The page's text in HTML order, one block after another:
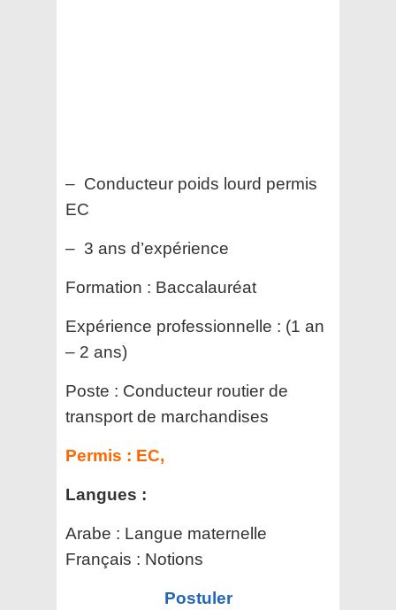
– Conducteur poids lourd permis
EC
– 3 ans d’expérience
Formation : Baccalauréat
Expérience professionnelle : (1 an
– 2 ans)
Poste : Conducteur routier de
transport de marchandises
Permis : EC,
Langues :
Arabe : Langue maternelle
Français : Notions
Postuler